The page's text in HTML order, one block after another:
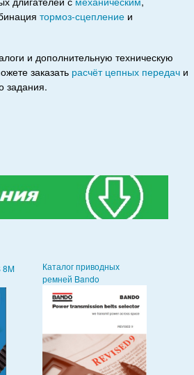
тормоз-сцепление и
и дополнительную техническую
заказать расчёт цепных передач и
задания.
8M
Каталог приводных
ремней Bando